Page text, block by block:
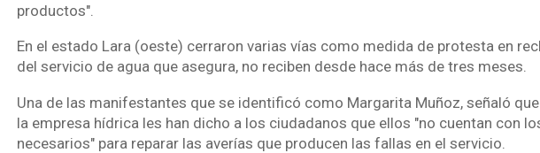
productos".
En el estado Lara (oeste) cerraron varias vías como medida de protesta en
del servicio de agua que asegura, no reciben desde hace más de tres meses.
Una de las manifestantes que se identificó como Margarita Muñoz, señaló
la empresa hídrica les han dicho a los ciudadanos que ellos "no cuentan con
necesarios" para reparar las averías que producen las fallas en el servicio.